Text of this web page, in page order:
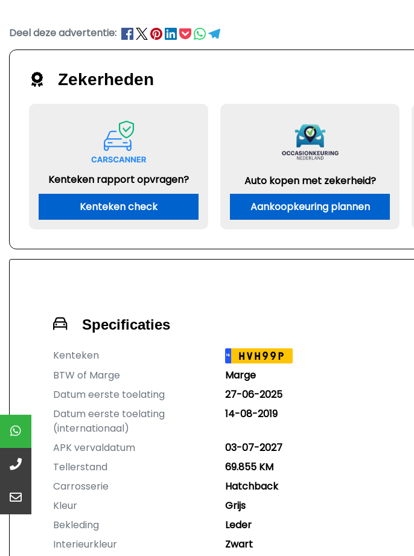
Deel deze advertentie:
Zekerheden
Kenteken rapport opvragen?
Kenteken check
Auto kopen met zekerheid?
Aankoopkeuring plannen
Specificaties
Kenteken NL HVH99P
BTW of Marge
Marge
Datum eerste toelating
27-06-2025
Datum eerste toelating
(internationaal)
14-08-2019
APK vervaldatum
03-07-2027
Tellerstand
69.855 KM
Carrosserie
Hatchback
Kleur
Grijs
Bekleding
Leder
Interieurkleur
Zwart